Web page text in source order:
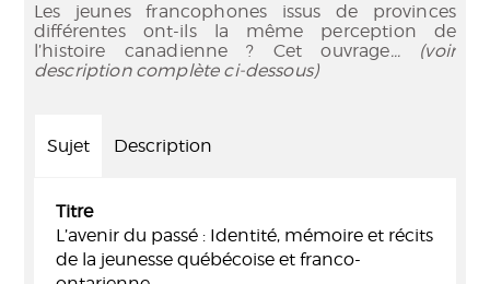
Les jeunes francophones issus de provinces
différentes ont-ils la même perception de
l’histoire canadienne ? Cet ouvrage... (voir
description complète ci-dessous)
Sujet Description
Titre
L’avenir du passé : Identité, mémoire et récits
de la jeunesse québécoise et franco-